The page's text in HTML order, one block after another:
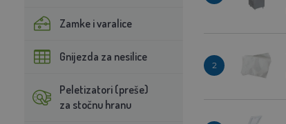
Zamke i varalice
Gnijezda za nesilice
Peletizatori (preše)
za stočnu hranu
2